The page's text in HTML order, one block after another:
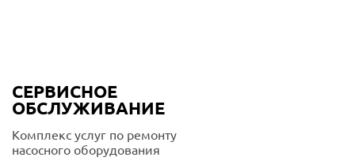
СЕРВИСНОЕ
ОБСЛУЖИВАНИЕ
Комплекс услуг по ремонту
насосного оборудования